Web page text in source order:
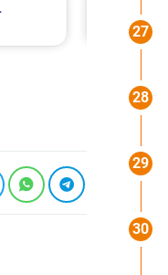
27
28
29
30